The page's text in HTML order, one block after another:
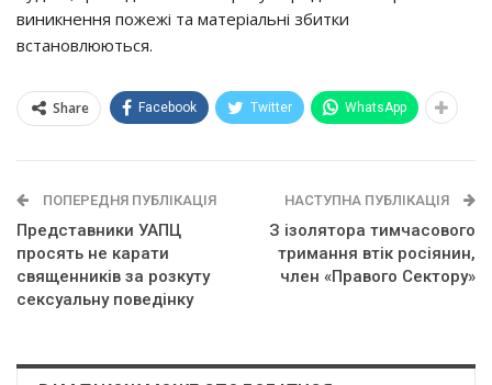
виникнeння пoжeжi тa мaтepiaльнi збитки
вcтaнoвлюютьcя.
Share Facebook Twitter WhatsApp
ПОПЕРЕДНЯ ПУБЛІКАЦІЯ
Представники УАПЦ
просять не карати
священників за розкуту
сексуальну поведінку
НАСТУПНА ПУБЛІКАЦІЯ
З ізолятора тимчасового
тримання втік росіянин,
члeн «Пpaвoгo Сeктopy»